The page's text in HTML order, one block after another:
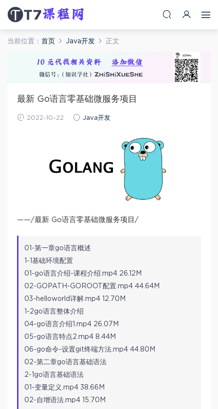
当前位置： 首页 Java开发 正文
最新 Go语言零基础微服务项目
2022-10-22 Java开发
——/最新 Go语言零基础微服务项目/
01-第一章go语言概述
1-1基础环境配置
01-go语言介绍-课程介绍.mp4 26.12M
02-GOPATH-GOROOT配置.mp4 44.64M
03-helloworld详解.mp4 12.70M
1-2go语言整体介绍
04-go语言介绍1.mp4 26.07M
05-go语言特点2.mp4 8.44M
06-go命令-设置git终端方法.mp4 44.80M
02-第二章go语言基础语法
2-1go语言基础语法
01-变量定义.mp4 38.66M
02-自增语法.mp4 15.70M